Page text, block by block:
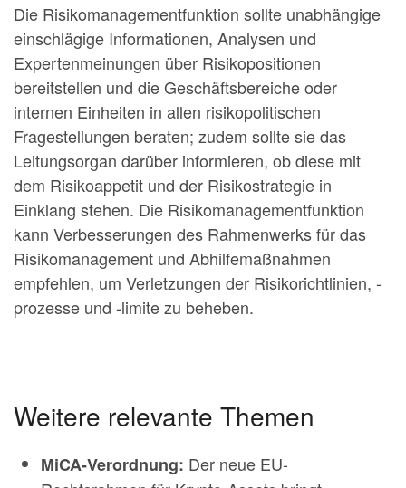
Die Risikomanagementfunktion sollte unabhängige
einschlägige Informationen, Analysen und
Expertenmeinungen über Risikopositionen
bereitstellen und die Geschäftsbereiche oder
internen Einheiten in allen risikopolitischen
Fragestellungen beraten; zudem sollte sie das
Leitungsorgan darüber informieren, ob diese mit
dem Risikoappetit und der Risikostrategie in
Einklang stehen. Die Risikomanagementfunktion
kann Verbesserungen des Rahmenwerks für das
Risikomanagement und Abhilfemaßnahmen
empfehlen, um Verletzungen der Risikorichtlinien, -
prozesse und -limite zu beheben.
Weitere relevante Themen
MiCA-Verordnung: Der neue EU-